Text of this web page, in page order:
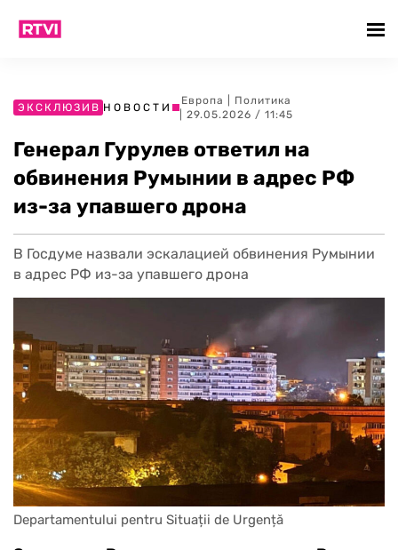
ЭКСКЛЮЗИВ НОВОСТИ
Европа
Политика
| 29.05.2026 / 11:45
Генерал Гурулев ответил на
обвинения Румынии в адрес РФ
из-за упавшего дрона
В Госдуме назвали эскалацией обвинения Румынии
в адрес РФ из-за упавшего дрона
Departamentului pentru Situații de Urgență